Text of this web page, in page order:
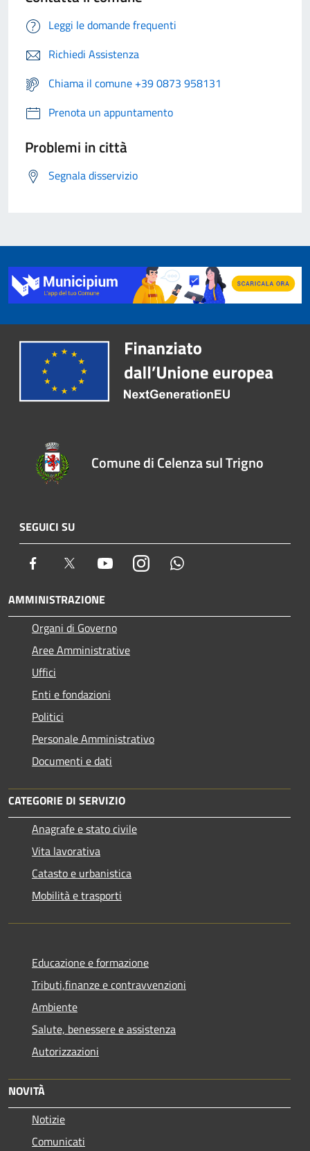
Leggi le domande frequenti
Richiedi Assistenza
Chiama il comune +39 0873 958131
Prenota un appuntamento
Problemi in città
Segnala disservizio
Comune di Celenza sul Trigno
SEGUICI SU
Facebook Twitter YoutubeInstagram
AMMINISTRAZIONE
Organi di Governo
Aree Amministrative
Uffici
Enti e fondazioni
Politici
Personale Amministrativo
Documenti e dati
CATEGORIE DI SERVIZIO
Anagrafe e stato civile
Vita lavorativa
Catasto e urbanistica
Mobilità e trasporti
Educazione e formazione
Tributi,finanze e contravvenzioni
Ambiente
Salute, benessere e assistenza
Autorizzazioni
NOVITÀ
Notizie
Comunicati